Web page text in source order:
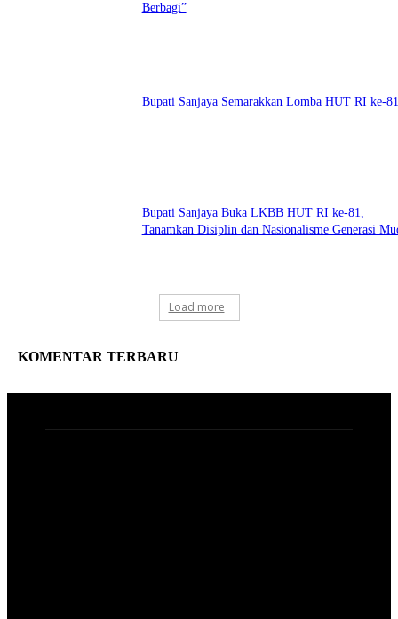
Berbagi”
Bupati Sanjaya Semarakkan Lomba HUT RI ke-81
Bupati Sanjaya Buka LKBB HUT RI ke-81,
Tanamkan Disiplin dan Nasionalisme Generasi
Load more
KOMENTAR TERBARU